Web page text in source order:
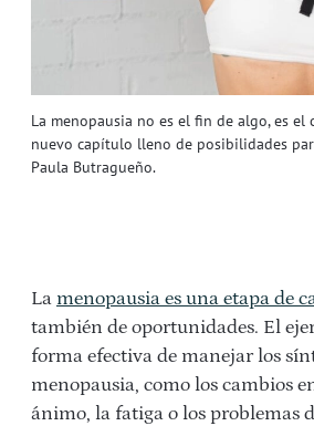
La menopausia no es el fin de algo, es el
nuevo capítulo lleno de posibilidades
Paula Butragueño.
La menopausia es una etapa de
también de oportunidades. El
forma efectiva de manejar los
menopausia, como los cambios
ánimo, la fatiga o los problemas